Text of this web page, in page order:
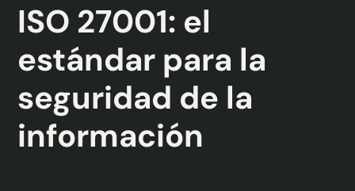
ISO 27001: el
estándar para la
seguridad de la
información